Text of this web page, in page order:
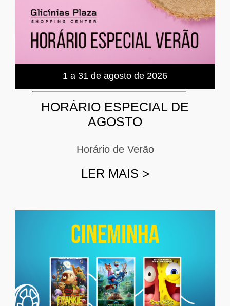
1 a 31 de agosto de 2026
HORÁRIO ESPECIAL DE
AGOSTO
Horário de Verão
LER MAIS >